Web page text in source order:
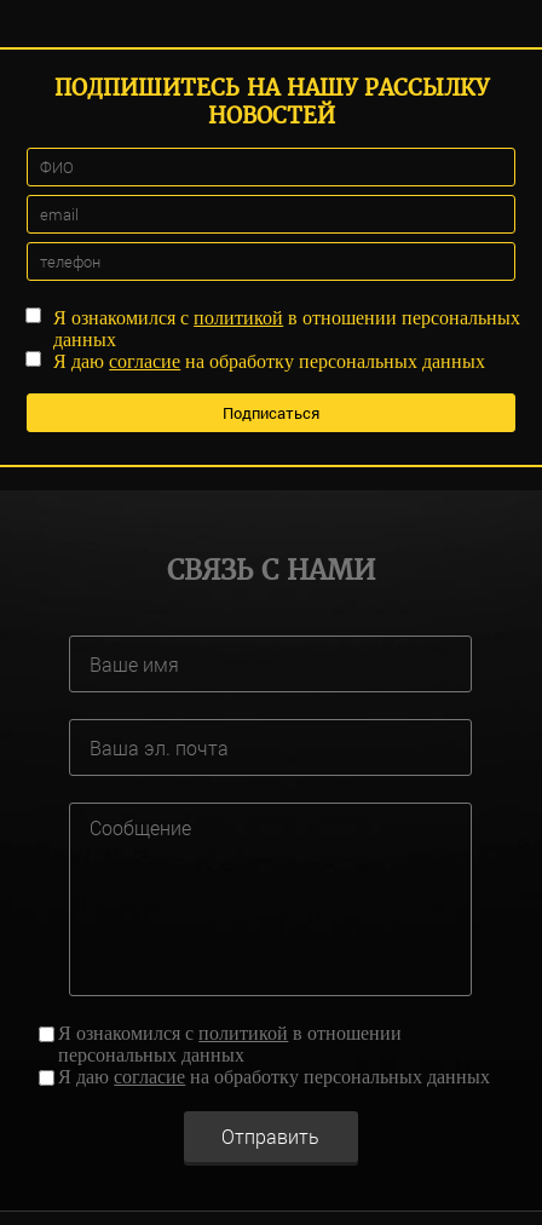
ПОДПИШИТЕСЬ НА НАШУ РАССЫЛКУ
НОВОСТЕЙ
Я ознакомился сполитикой в отношении персональных
данных
Я даюсогласие на обработку персональных данных
СВЯЗЬ С НАМИ
Я ознакомился сполитикой в отношении
персональных данных
Я даюсогласие на обработку персональных данных
Отправить